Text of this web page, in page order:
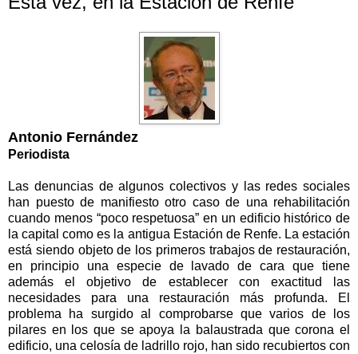
Antonio Fernández
Periodista
Las denuncias de algunos colectivos y las redes sociales
han puesto de manifiesto otro caso de una rehabilitación
cuando menos “poco respetuosa” en un edificio histórico de
la capital como es la antigua Estación de Renfe. La estación
está siendo objeto de los primeros trabajos de restauración,
en principio una especie de lavado de cara que tiene
además el objetivo de establecer con exactitud las
necesidades para una restauración más profunda. El
problema ha surgido al comprobarse que varios de los
pilares en los que se apoya la balaustrada que corona el
edificio, una celosía de ladrillo rojo, han sido recubiertos con